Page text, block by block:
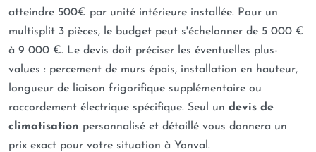
atteindre 500€ par unité intérieure installée. Pour un
multisplit 3 pièces, le budget peut s'échelonner de 5 000 €
à 9 000 €. Le devis doit préciser les éventuelles plus-
values : percement de murs épais, installation en hauteur,
longueur de liaison frigorifique supplémentaire ou
raccordement électrique spécifique. Seul un devis de
climatisation personnalisé et détaillé vous donnera un
prix exact pour votre situation à Yonval.